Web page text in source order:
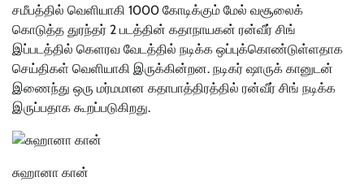
சமீபத்தில் வெளியாகி 1000 கோடிக்கும் மேல் வசூலைக்
கொடுத்த துரந்தர் 2 படத்தின் கதாநாயகன் ரன்வீர் சிங்
இப்படத்தில் கெளரவ வேடத்தில் நடிக்க ஒப்புக்கொண்டுள்ளதாக
செய்திகள் வெளியாகி இருக்கின்றன. நடிகர் ஷாருக் கானுடன்
இணைந்து ஒரு மர்மமான கதாபாத்திரத்தில் ரன்வீர் சிங் நடிக்க
இருப்பதாக கூறப்படுகிறது.
சுஹானா கான்